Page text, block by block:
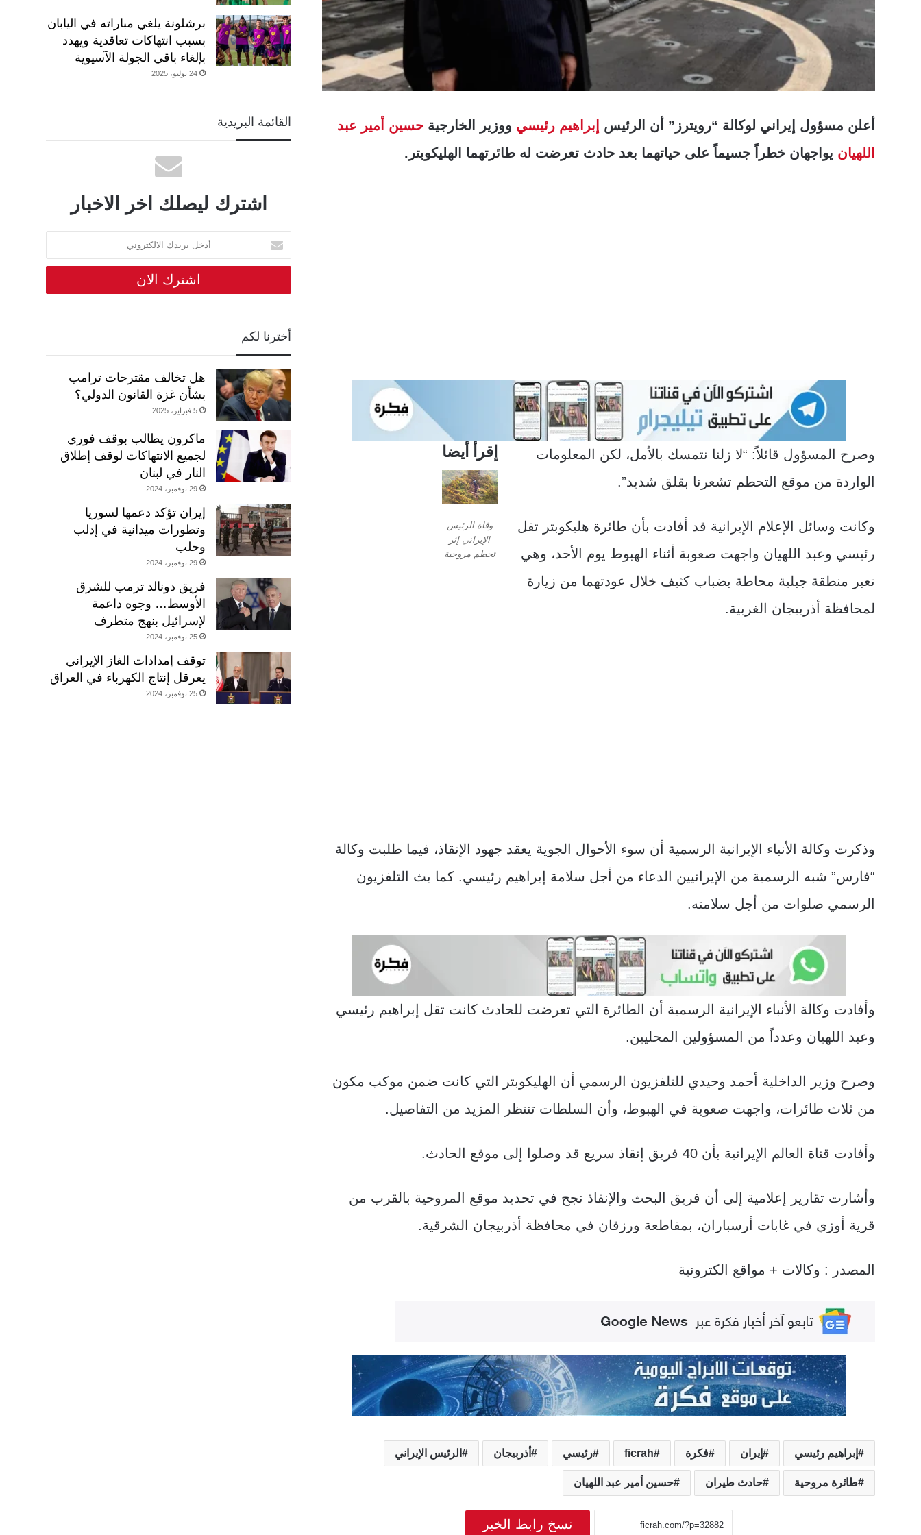
أعلن مسؤول إيراني لوكالة “رويترز” أن الرئيس إبراهيم رئيسي ووزير الخارجية حسين أمير عبد
اللهيان يواجهان خطراً جسيماً على حياتهما بعد حادث تعرضت له طائرتهما الهليكوبتر.
وصرح المسؤول قائلاً: “لا زلنا نتمسك بالأمل، لكن المعلومات
الواردة من موقع التحطم تشعرنا بقلق شديد”.
وكانت وسائل الإعلام الإيرانية قد أفادت بأن طائرة هليكوبتر تقل
رئيسي وعبد اللهيان واجهت صعوبة أثناء الهبوط يوم الأحد، وهي
تعبر منطقة جبلية محاطة بضباب كثيف خلال عودتهما من زيارة
لمحافظة أذربيجان الغربية.
إقرأ أيضا
وفاة الرئيس
الإيراني إثر
تحطم مروحية
وذكرت وكالة الأنباء الإيرانية الرسمية أن سوء الأحوال الجوية يعقد جهود الإنقاذ، فيما طلبت وكالة
“فارس” شبه الرسمية من الإيرانيين الدعاء من أجل سلامة إبراهيم رئيسي. كما بث التلفزيون
الرسمي صلوات من أجل سلامته.
وأفادت وكالة الأنباء الإيرانية الرسمية أن الطائرة التي تعرضت للحادث كانت تقل إبراهيم رئيسي
وعبد اللهيان وعدداً من المسؤولين المحليين.
وصرح وزير الداخلية أحمد وحيدي للتلفزيون الرسمي أن الهليكوبتر التي كانت ضمن موكب مكون
من ثلاث طائرات، واجهت صعوبة في الهبوط، وأن السلطات تنتظر المزيد من التفاصيل.
وأفادت قناة العالم الإيرانية بأن 40 فريق إنقاذ سريع قد وصلوا إلى موقع الحادث.
وأشارت تقارير إعلامية إلى أن فريق البحث والإنقاذ نجح في تحديد موقع المروحية بالقرب من
قرية أوزي في غابات أرسباران، بمقاطعة ورزقان في محافظة أذربيجان الشرقية.
المصدر : وكالات + مواقع الكترونية
إبراهيم رئيسي إيران فكرة ficrah رئيسي أذربيجان الرئيس الإيراني
طائرة مروحية حادث طيران حسين أمير عبد اللهيان
نسخ رابط الخبر
برشلونة يلغي مباراته في اليابان
بسبب انتهاكات تعاقدية ويهدد
بإلغاء باقي الجولة الآسيوية
24 يوليو، 2025
القائمة البريدية
اشترك ليصلك اخر الاخبار
أدخل
بريدك
الالكتروني
أخترنا لكم
هل تخالف مقترحات ترامب
بشأن غزة القانون الدولي؟
5 فبراير، 2025
ماكرون يطالب بوقف فوري
لجميع الانتهاكات لوقف إطلاق
النار في لبنان
29 نوفمبر، 2024
إيران تؤكد دعمها لسوريا
وتطورات ميدانية في إدلب
وحلب
29 نوفمبر، 2024
فريق دونالد ترمب للشرق
الأوسط… وجوه داعمة
لإسرائيل بنهج متطرف
25 نوفمبر، 2024
توقف إمدادات الغاز الإيراني
يعرقل إنتاج الكهرباء في العراق
25 نوفمبر، 2024